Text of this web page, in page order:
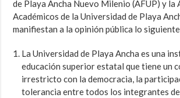
de Playa Ancha Nuevo Milenio (AFUP) y la
Académicos de la Universidad de Playa
manifiestan a la opinión pública lo
La Universidad de Playa Ancha es una
educación superior estatal que tiene un
irrestricto con la democracia, la
tolerancia entre todos los integrantes de